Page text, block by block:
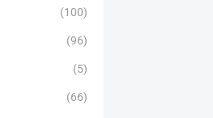
(100)
(96)
(5)
(66)